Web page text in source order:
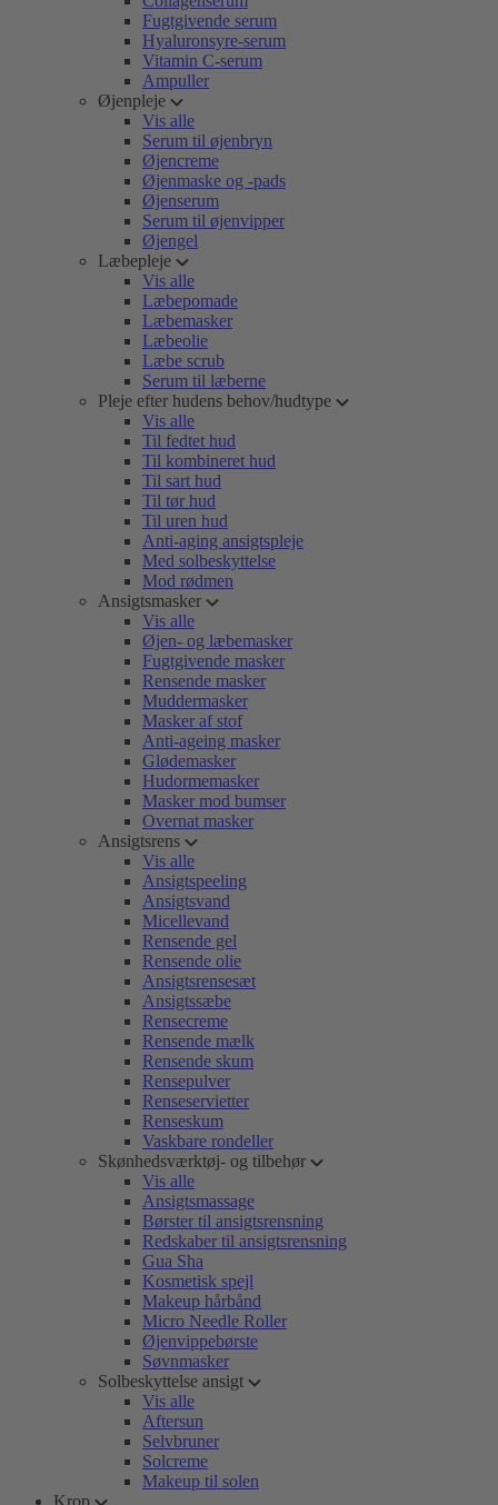
Fugtgivende serum
Hyaluronsyre-serum
Vitamin C-serum
Ampuller
Øjenpleje
Vis alle
Serum til øjenbryn
Øjencreme
Øjenmaske og -pads
Øjenserum
Serum til øjenvipper
Øjengel
Læbepleje
Vis alle
Læbepomade
Læbemasker
Læbeolie
Læbe scrub
Serum til læberne
Pleje efter hudens behov/hudtype
Vis alle
Til fedtet hud
Til kombineret hud
Til sart hud
Til tør hud
Til uren hud
Anti-aging ansigtspleje
Med solbeskyttelse
Mod rødmen
Ansigtsmasker
Vis alle
Øjen- og læbemasker
Fugtgivende masker
Rensende masker
Muddermasker
Masker af stof
Anti-ageing masker
Glødemasker
Hudormemasker
Masker mod bumser
Overnat masker
Ansigtsrens
Vis alle
Ansigtspeeling
Ansigtsvand
Micellevand
Rensende gel
Rensende olie
Ansigtsrensesæt
Ansigtssæbe
Rensecreme
Rensende mælk
Rensende skum
Rensepulver
Renseservietter
Renseskum
Vaskbare rondeller
Skønhedsværktøj- og tilbehør
Vis alle
Ansigtsmassage
Børster til ansigtsrensning
Redskaber til ansigtsrensning
Gua Sha
Kosmetisk spejl
Makeup hårbånd
Micro Needle Roller
Øjenvippebørste
Søvnmasker
Solbeskyttelse ansigt
Vis alle
Aftersun
Selvbruner
Solcreme
Makeup til solen
Krop